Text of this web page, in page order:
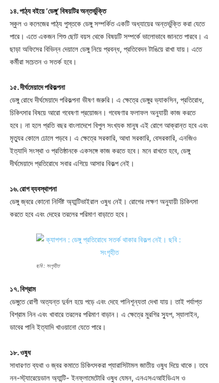
১৪. পাঠ্য বইয়ে ‘ডেঙ্গু’ বিষয়টির অন্তর্ভুক্তি
স্কুল ও কলেজের পাঠ্য পুস্তকে ডেঙ্গু সম্পর্কিত একটি অধ্যায়ের অন্তর্ভুক্তি করা যেতে
পারে। এতে একজন শিশু ছোট বয়স থেকে বিষয়টি সম্পর্কে ভালোভাবে জানতে পারবে। এ
ছাড়া অফিসের বিভিন্ন দেয়ালে ডেঙ্গু নিয়ে প্রবন্ধ, প্রতিবেদন টাঙিয়ে রাখা যায়। এতে
কর্মীরা সচেতন ও সতর্ক হবে।
১৫. দীর্ঘমেয়াদে পরিকল্পনা
ডেঙ্গু রোধে দীর্ঘমেয়াদে পরিকল্পনা ভীষণ জরুরি। এ ক্ষেত্রে ডেঙ্গুর ভ্যাকসিন, প্রতিরোধ,
চিকিৎসার বিষয়ে আরো গবেষণা প্রয়োজন। গবেষণার ফলাফল অনুযায়ী কাজ করতে
হবে। না হলে প্রতি বছর বাংলাদেশে বিপুল সংখ্যক মানুষ এই রোগে আক্রান্ত হবে এবং
মৃত্যুর কোলে ঢোলে পড়বে। এ ক্ষেত্রে সরকারি, আধা সরকারি, বেসরকারি, এনজিও
ইত্যাদি সংস্থা ও প্রতিষ্ঠানকে একসঙ্গে কাজ করতে হবে। মনে রাখতে হবে, ডেঙ্গু
দীর্ঘমেয়াদে প্রতিরোধে সবার এগিয়ে আসার বিকল্প নেই।
১৬. রোগ ব্যবস্থাপনা
ডেঙ্গু জ্বরে কোনো নির্দিষ্ট অ্যান্টিভাইরাল ওষুধ নেই। রোগের লক্ষণ অনুযায়ী চিকিৎসা
করতে হবে এবং দেহের তরলের পরিমাণ বাড়াতে হবে।
ছবি : সংগৃহীত
১৭. বিশ্রাম
ডেঙ্গুতে রোগী অত্যন্ত দুর্বল হয়ে পড়ে এবং দেহে পানিশূন্যতা দেখা যায়। তাই পর্যাপ্ত
বিশ্রাম নিন এবং খাবারে তরলের পরিমাণ বাড়ান। এ ক্ষেত্রে মুরগির স্যুপ, স্যালাইন,
ডাবের পানি ইত্যাদি খাওয়ানো যেতে পারে।
১৮. ওষুধ
সাধারণত ব্যথা ও জ্বর কমাতে চিকিৎসকরা প্যারাসিটামল জাতীয় ওষুধ দিয়ে থাকে। তবে
নন-স্ট্যারেয়েডাল অ্যান্টি- ইনফ্লামেটোরি ওষুধ যেমন, এনএসএআইডিএস ও